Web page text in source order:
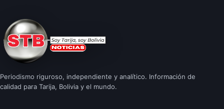
Periodismo riguroso, independiente y analítico. Información de
calidad para Tarija, Bolivia y el mundo.